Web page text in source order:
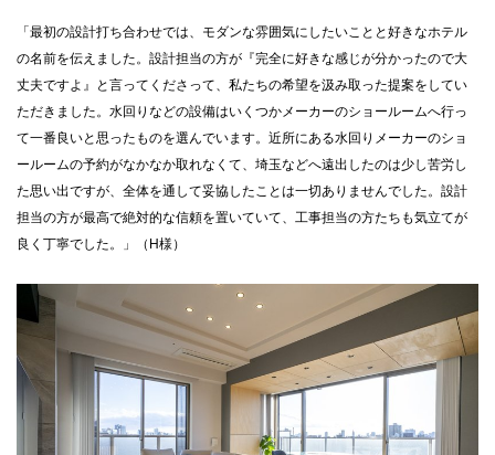
「最初の設計打ち合わせでは、モダンな雰囲気にしたいことと好きなホテル
の名前を伝えました。設計担当の方が『完全に好きな感じが分かったので大
丈夫ですよ』と言ってくださって、私たちの希望を汲み取った提案をしてい
ただきました。水回りなどの設備はいくつかメーカーのショールームへ行っ
て一番良いと思ったものを選んでいます。近所にある水回りメーカーのショ
ールームの予約がなかなか取れなくて、埼玉などへ遠出したのは少し苦労し
た思い出ですが、全体を通して妥協したことは一切ありませんでした。設計
担当の方が最高で絶対的な信頼を置いていて、工事担当の方たちも気立てが
良く丁寧でした。」（H様）